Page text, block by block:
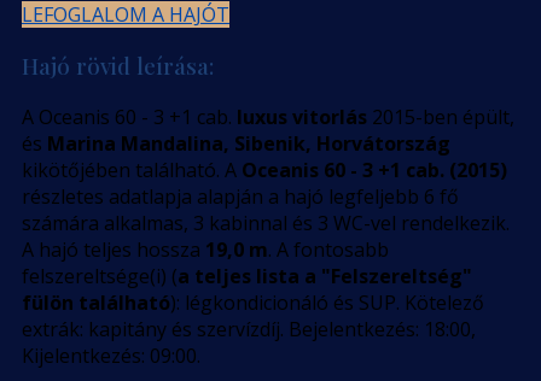
LEFOGLALOM A HAJÓT
Hajó rövid leírása:
A Oceanis 60 - 3 +1 cab. luxus vitorlás 2015-ben épült,
és Marina Mandalina, Sibenik, Horvátország
kikötőjében található. A Oceanis 60 - 3 +1 cab. (2015)
részletes adatlapja alapján a hajó legfeljebb 6 fő
számára alkalmas, 3 kabinnal és 3 WC-vel rendelkezik.
A hajó teljes hossza 19,0 m. A fontosabb
felszereltsége(i) (a teljes lista a "Felszereltség"
fülön található): légkondicionáló és SUP. Kötelező
extrák: kapitány és szervízdíj. Bejelentkezés: 18:00,
Kijelentkezés: 09:00.